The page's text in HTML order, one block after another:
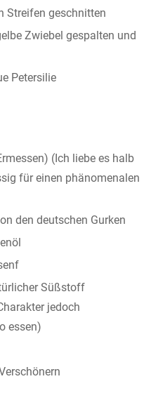
Streifen geschnitten
Zwiebel gespalten und
Petersilie
(Ich liebe es halb
für einen phänomenalen
den deutschen Gurken
Süßstoff
jedoch
essen)